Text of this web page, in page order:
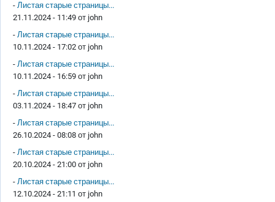
- Листая старые страницы...
21.11.2024 - 11:49 от john
- Листая старые страницы...
10.11.2024 - 17:02 от john
- Листая старые страницы...
10.11.2024 - 16:59 от john
- Листая старые страницы...
03.11.2024 - 18:47 от john
- Листая старые страницы...
26.10.2024 - 08:08 от john
- Листая старые страницы...
20.10.2024 - 21:00 от john
- Листая старые страницы...
12.10.2024 - 21:11 от john